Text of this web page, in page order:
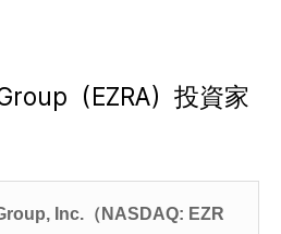
（EZRA）投資家
Inc.（NASDAQ: EZR